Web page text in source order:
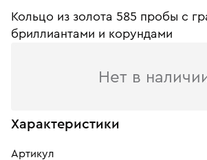
Кольцо из золота 585 пробы c
бриллиантами и корундами
Нет в
Характеристики
Артикул